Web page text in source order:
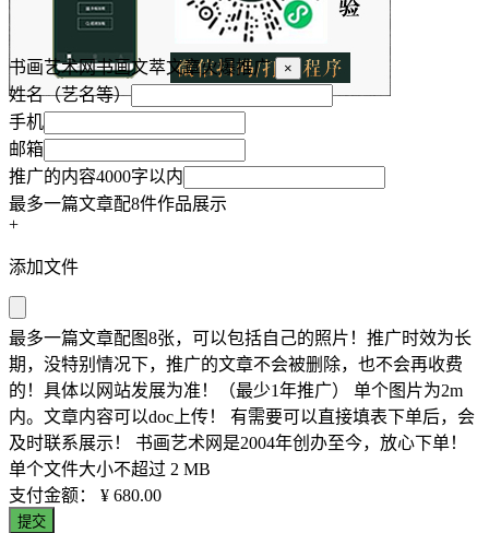
书画艺术网书画文萃文章火爆推广 ×
姓名（艺名等）
手机
邮箱
推广的内容4000字以内
最多一篇文章配8件作品展示
+
添加文件
最多一篇文章配图8张，可以包括自己的照片！推广时效为长
期，没特别情况下，推广的文章不会被删除，也不会再收费
的！具体以网站发展为准！（最少1年推广） 单个图片为2m
内。文章内容可以doc上传！ 有需要可以直接填表下单后，会
及时联系展示！ 书画艺术网是2004年创办至今，放心下单！
单个文件大小不超过 2 MB
支付金额：
¥ 680.00
提交